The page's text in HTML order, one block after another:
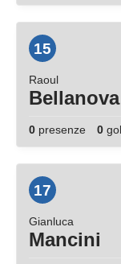
15
Raoul
Bellanova
0 presenze 0 gol
17
Gianluca
Mancini